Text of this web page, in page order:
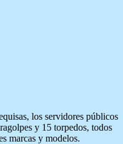
los servidores públicos
y 15 torpedos, todos
marcas y modelos.